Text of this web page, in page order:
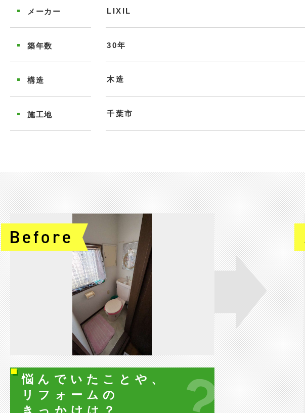
メーカー LIXIL
築年数 30年
構造 木造
施工地 千葉市
悩んでいたことや、
リフォームの